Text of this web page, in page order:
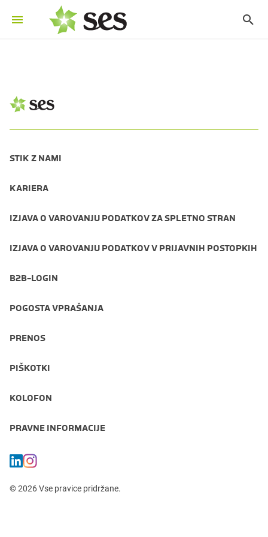
STIK Z NAMI
KARIERA
IZJAVA O VAROVANJU PODATKOV ZA SPLETNO STRAN
IZJAVA O VAROVANJU PODATKOV V PRIJAVNIH POSTOPKIH
B2B-LOGIN
POGOSTA VPRAŠANJA
PRENOS
PIŠKOTKI
KOLOFON
PRAVNE INFORMACIJE
© 2026 Vse pravice pridržane.